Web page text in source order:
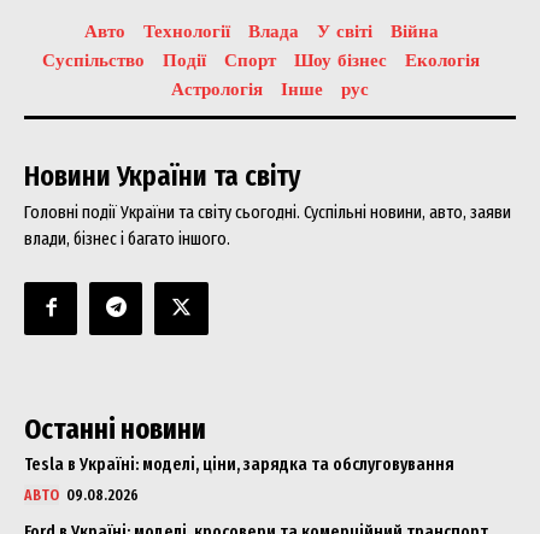
Авто Технології Влада У світі
Війна
Суспільство
Події Спорт Шоу бізнес
Екологія
Астрологія
Інше рус
Новини України та світу
Головні події України та світу сьогодні. Суспільні новини, авто, заяви
влади, бізнес і багато іншого.
Останні новини
Tesla в Україні: моделі, ціни, зарядка та обслуговування
АВТО 09.08.2026